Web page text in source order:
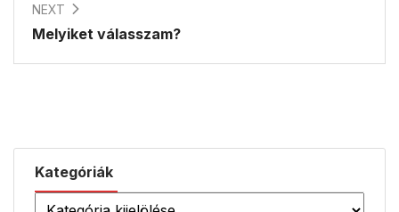
Kategóriák
NEXT
Melyiket válasszam?